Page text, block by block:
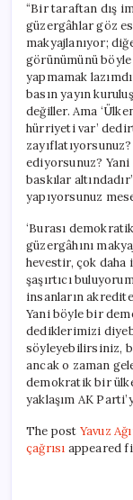
“Bir taraftan dış
güzergâhlar göz
makyajlanıyor;
görünümünü
yapmamak
basın yayın
değiller. Ama
hürriyeti var’
ediyorsunuz?
baskılar
yapıyorsunuz
‘Burası
güzergâhını
hevestir, çok daha
şaşırtıcı
insanların
Yani böyle bir
dediklerimizi
söyleyebilirsiniz,
ancak o zaman
demokratik bir
yaklaşım AK
The post Yavuz
çağrısı appeared